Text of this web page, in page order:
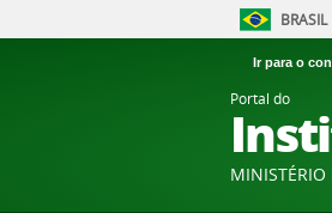
BRASIL
Ir para o
Portal do
MINISTÉRIO